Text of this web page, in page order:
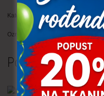
Kategorije: Brokat,Jacquard
Oznaka:
Povezani proizvodi